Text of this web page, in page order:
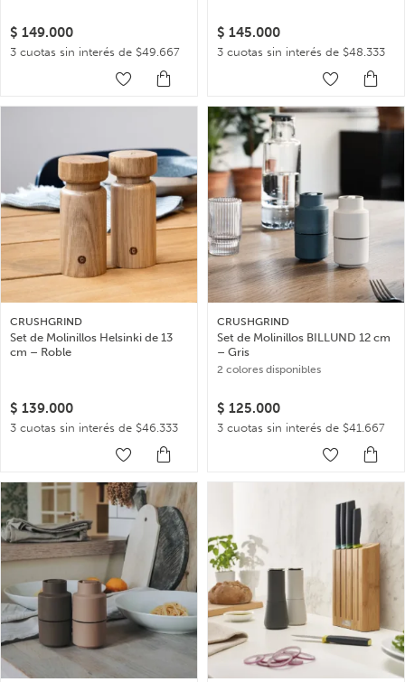
$ 149.000
3 cuotas sin interés de $49.667
$ 145.000
3 cuotas sin interés de $48.333
CRUSHGRIND
Set de Molinillos Helsinki de 13
cm – Roble
$ 139.000
3 cuotas sin interés de $46.333
CRUSHGRIND
Set de Molinillos BILLUND 12 cm
– Gris
2 colores disponibles
$ 125.000
3 cuotas sin interés de $41.667